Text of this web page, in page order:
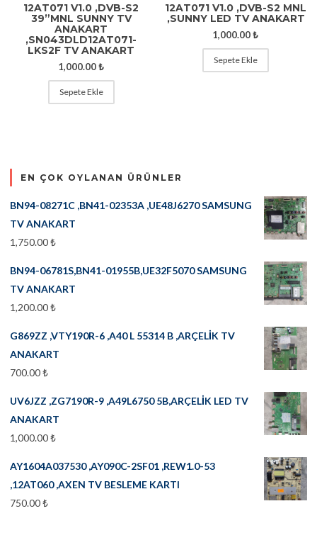
12AT071 V1.0 ,DVB-S2
39”MNL SUNNY TV
ANAKART
,SN043DLD12AT071-
LKS2F TV ANAKART
1,000.00₺
Sepete Ekle
12AT071 V1.0 ,DVB-S2 MNL
,SUNNY LED TV ANAKART
1,000.00₺
Sepete Ekle
EN ÇOK OYLANAN ÜRÜNLER
BN94-08271C ,BN41-02353A ,UE48J6270 SAMSUNG
TV ANAKART
1,750.00₺
BN94-06781S,BN41-01955B,UE32F5070 SAMSUNG
TV ANAKART
1,200.00₺
G869ZZ ,VTY190R-6 ,A40 L 55314 B ,ARÇELİK TV
ANAKART
700.00₺
UV6JZZ ,ZG7190R-9 ,A49L6750 5B,ARÇELİK LED TV
ANAKART
1,000.00₺
AY1604A037530 ,AY090C-2SF01 ,REW1.0-53
,12AT060 ,AXEN TV BESLEME KARTI
750.00₺